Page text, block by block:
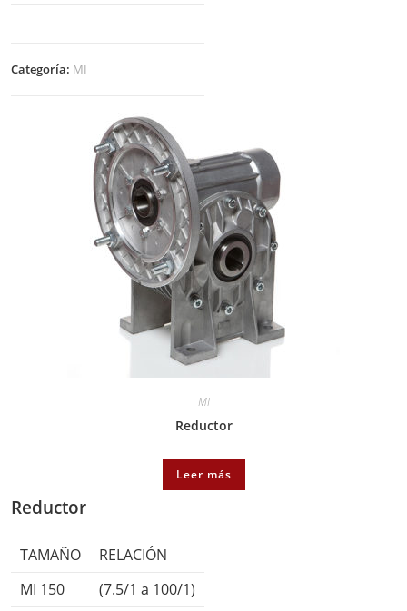
Categoría: MI
MI
Reductor
Leer más
Reductor
TAMAÑO
RELACIÓN
MI 150
(7.5/1 a 100/1)